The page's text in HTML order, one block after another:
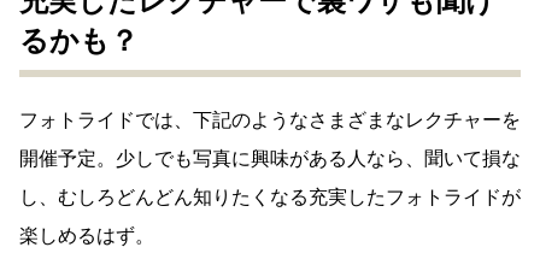
るかも？
フォトライドでは、下記のようなさまざまなレクチャーを
開催予定。少しでも写真に興味がある人なら、聞いて損な
し、むしろどんどん知りたくなる充実したフォトライドが
楽しめるはず。